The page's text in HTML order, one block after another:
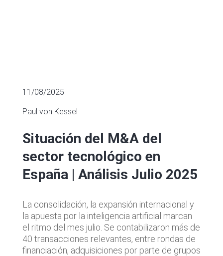
11/08/2025
Paul von Kessel
Situación del M&A del
sector tecnológico en
España | Análisis Julio 2025
La consolidación, la expansión internacional y
la apuesta por la inteligencia artificial marcan
el ritmo del mes julio. Se contabilizaron más de
40 transacciones relevantes, entre rondas de
financiación, adquisiciones por parte de grupos